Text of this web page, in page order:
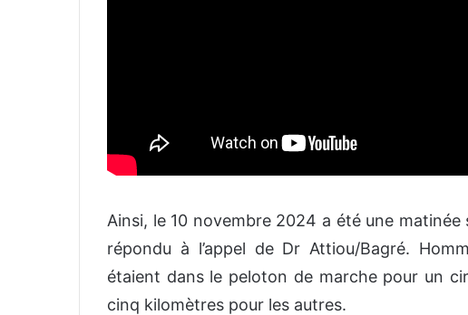
Ainsi, le 10 novembre 2024 a été une
répondu à l’appel de Dr Attiou/Bagré.
étaient dans le peloton de marche pour un
cinq kilomètres pour les autres.